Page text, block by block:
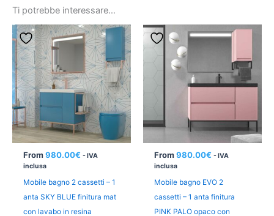
Ti potrebbe interessare…
From 980.00€ - IVA
inclusa
Mobile bagno 2 cassetti – 1
anta SKY BLUE finitura mat
con lavabo in resina
From 980.00€ - IVA
inclusa
Mobile bagno EVO 2
cassetti – 1 anta finitura
PINK PALO opaco con